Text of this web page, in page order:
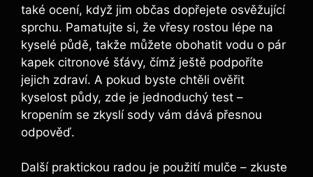
také ocení, když jim občas dopřejete osvěžující
sprchu. Pamatujte si, že vřesy rostou lépe na
kyselé půdě, takže můžete obohatit vodu o pár
kapek citronové šťávy, čímž ještě podpoříte
jejich zdraví. A pokud byste chtěli ověřit
kyselost půdy, zde je jednoduchý test –
kropením se zkyslí sody vám dává přesnou
odpověď.
Další praktickou radou je použití mulče – zkuste